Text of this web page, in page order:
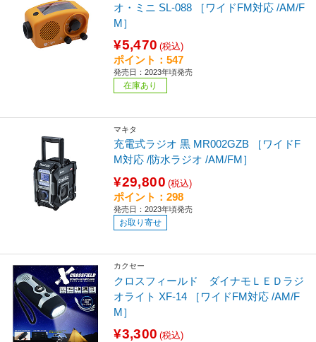
オ・ミニ SL-088 ［ワイドFM対応 /AM/F
M］
¥5,470 (税込)
ポイント：547
発売日：2023年頃発売
在庫あり
マキタ
充電式ラジオ 黒 MR002GZB ［ワイドF
M対応 /防水ラジオ /AM/FM］
¥29,800 (税込)
ポイント：298
発売日：2023年頃発売
お取り寄せ
カクセー
クロスフィールド ダイナモＬＥＤラジ
オライト XF-14 ［ワイドFM対応 /AM/F
M］
¥3,300 (税込)